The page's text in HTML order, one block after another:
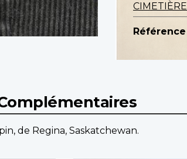
de Regina, Saskatchewan.